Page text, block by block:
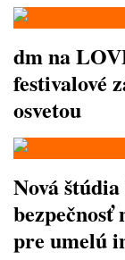
dm na
festivalové
osvetou
Nová
pre umelú